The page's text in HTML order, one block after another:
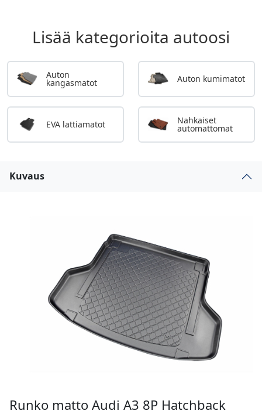
Lisää kategorioita autoosi
Auton
kangasmatot Auton kumimatot
EVA lattiamatot Nahkaiset
automattomat
Kuvaus
Runko matto Audi A3 8P Hatchback